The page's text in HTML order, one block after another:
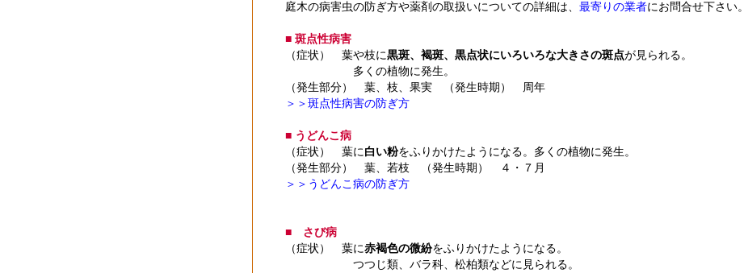
庭木の病害虫の防ぎ方や薬剤の取扱いについての詳細は、 最寄りの業者にお問合せ下さい。
■ 斑点性病害
（症状） 葉や枝に黒斑、褐斑、黒点状にいろいろな大きさの斑点が見られる。
多くの植物に発生。
（発生部分） 葉、枝、果実 （発生時期） 周年
＞＞斑点性病害の防ぎ方
■ うどんこ病
（症状） 葉に白い粉をふりかけたようになる。多くの植物に発生。
（発生部分） 葉、若枝 （発生時期） ４・７月
＞＞うどんこ病の防ぎ方
■ さび病
（症状） 葉に赤褐色の微紛をふりかけたようになる。
つつじ類、バラ科、松柏類などに見られる。